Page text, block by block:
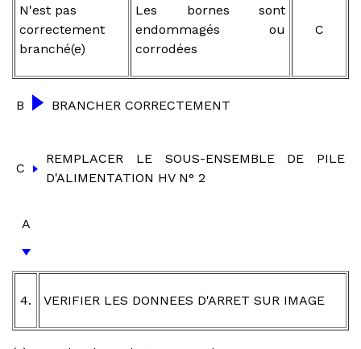
N'est pas
correctement
branché(e)
Les bornes sont
endommagés ou
corrodées
C
B BRANCHER CORRECTEMENT
C
REMPLACER LE SOUS-ENSEMBLE DE PILE
D'ALIMENTATION HV N° 2
A
4. VERIFIER LES DONNEES D'ARRET SUR IMAGE